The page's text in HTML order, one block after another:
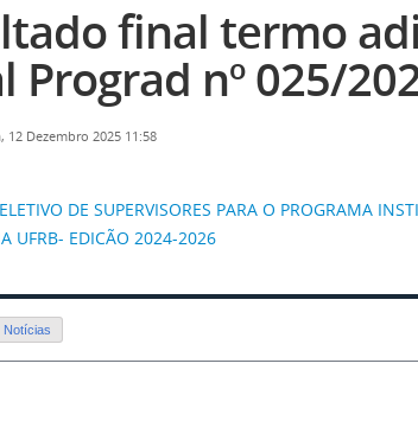
final termo
Prograd nº 025/
12 Dezembro 2025 11:58
DE SUPERVISORES PARA O PROGRAMA
UFRB- EDICÃO 2024-2026
Notícias